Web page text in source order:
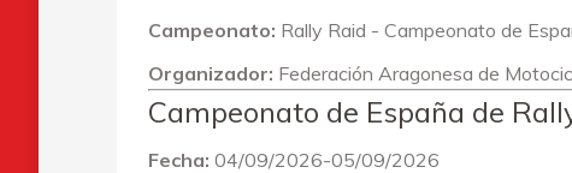
Campeonato: Rally Raid - Campeonato de
Organizador: Federación Aragonesa de
Campeonato de España de
Fecha: 04/09/2026-05/09/2026